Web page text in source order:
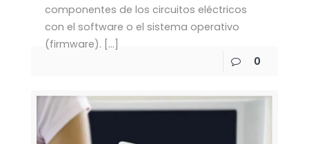
componentes de los circuitos eléctricos
con el software o el sistema operativo
(firmware). […]
0